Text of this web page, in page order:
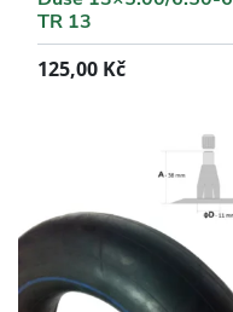
TR 13
125,00 Kč